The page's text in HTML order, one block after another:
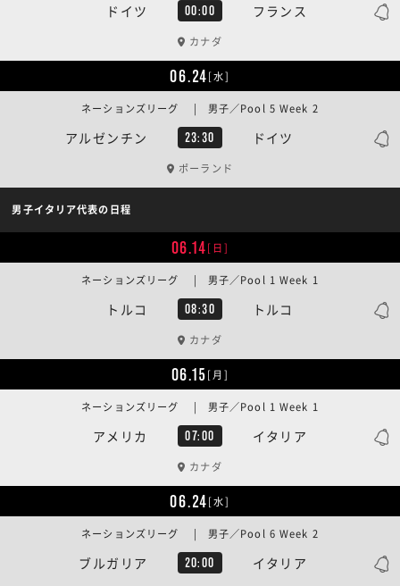
ドイツ 00:00 フランス
カナダ
06.24[水]
アルゼンチン 23:30 ドイツ
ネーションズリーグ | 男子／Pool 5 Week 2
ポーランド
男子イタリア代表の日程
06.14[日]
トルコ 08:30 トルコ
ネーションズリーグ | 男子／Pool 1 Week 1
カナダ
06.15[月]
アメリカ 07:00 イタリア
ネーションズリーグ | 男子／Pool 1 Week 1
カナダ
06.24[水]
ブルガリア 20:00 イタリア
ネーションズリーグ | 男子／Pool 6 Week 2